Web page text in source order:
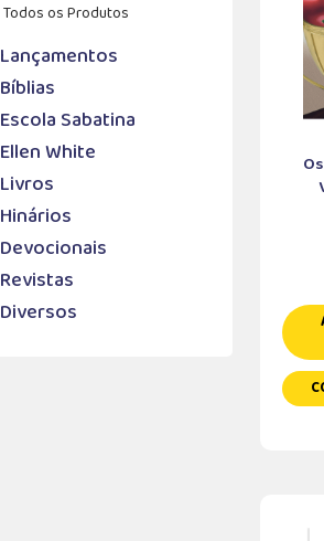
Todos os Produtos
Lançamentos
Bíblias
Escola Sabatina
Ellen White
Livros
Hinários
Devocionais
Revistas
Diversos